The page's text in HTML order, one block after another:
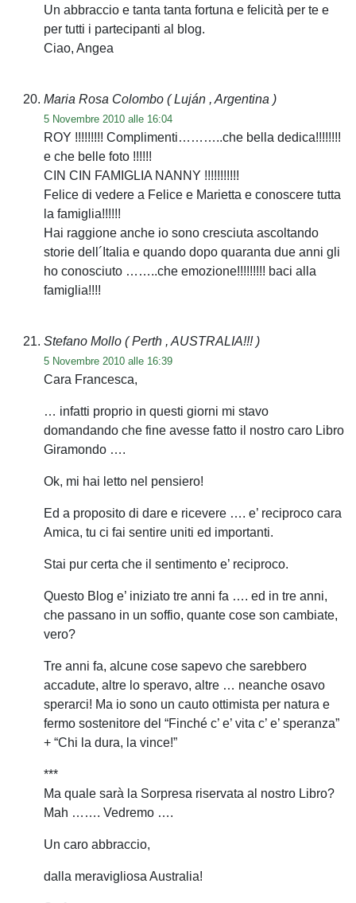
Un abbraccio e tanta tanta fortuna e felicità per te e
per tutti i partecipanti al blog.
Ciao, Angea
Maria Rosa Colombo ( Luján , Argentina )
5 Novembre 2010 alle 16:04
ROY !!!!!!!!! Complimenti………..che bella dedica!!!!!!!!
e che belle foto !!!!!!
CIN CIN FAMIGLIA NANNY !!!!!!!!!!!
Felice di vedere a Felice e Marietta e conoscere tutta
la famiglia!!!!!!
Hai raggione anche io sono cresciuta ascoltando
storie dell´Italia e quando dopo quaranta due anni gli
ho conosciuto ……..che emozione!!!!!!!!! baci alla
famiglia!!!!
Stefano Mollo ( Perth , AUSTRALIA!!! )
5 Novembre 2010 alle 16:39
Cara Francesca,
… infatti proprio in questi giorni mi stavo
domandando che fine avesse fatto il nostro caro Libro
Giramondo ….
Ok, mi hai letto nel pensiero!
Ed a proposito di dare e ricevere …. e’ reciproco cara
Amica, tu ci fai sentire uniti ed importanti.
Stai pur certa che il sentimento e’ reciproco.
Questo Blog e’ iniziato tre anni fa …. ed in tre anni,
che passano in un soffio, quante cose son cambiate,
vero?
Tre anni fa, alcune cose sapevo che sarebbero
accadute, altre lo speravo, altre … neanche osavo
sperarci! Ma io sono un cauto ottimista per natura e
fermo sostenitore del “Finché c’ e’ vita c’ e’ speranza”
+ “Chi la dura, la vince!”
***
Ma quale sarà la Sorpresa riservata al nostro Libro?
Mah ……. Vedremo ….
Un caro abbraccio,
dalla meravigliosa Australia!